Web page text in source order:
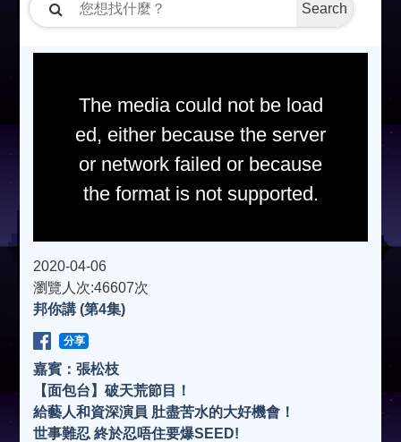
Search
The media could not be load
ed, either because the server
or network failed or because
the format is not supported.
2020-04-06
瀏覽人次:46607次
邦你講 (第4集)
分享
嘉賓：張松枝
【面包台】破天荒節目！
給藝人和資深演員 肚盡苦水的大好機會！
世事難忍 終於忍唔住要爆SEED!